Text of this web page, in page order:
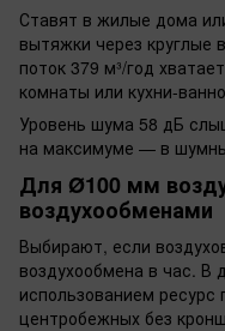
Ставят в жилые дома
вытяжки через круглые
поток 379 м³/год
комнаты или кухни-
Уровень шума 58 дБ
на максимуме — в
Для Ø100 мм
воздухообменами
Выбирают, если
воздухообмена в час. В
использованием
центробежных без